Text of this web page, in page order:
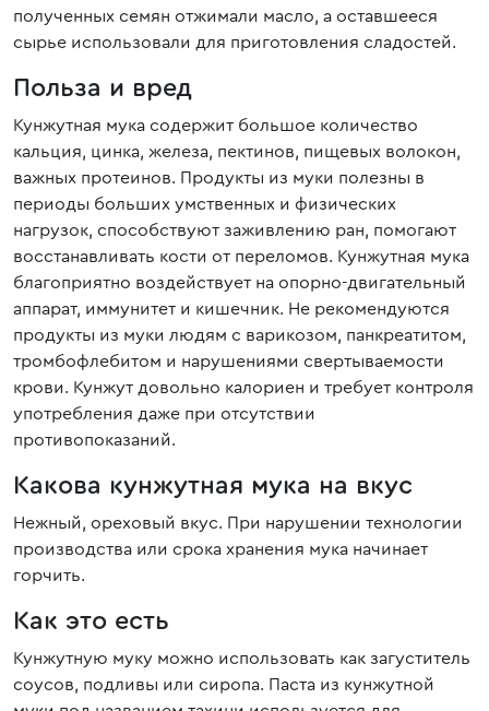
полученных семян отжимали масло, а оставшееся
сырье использовали для приготовления сладостей.
Польза и вред
Кунжутная мука содержит большое количество
кальция, цинка, железа, пектинов, пищевых волокон,
важных протеинов. Продукты из муки полезны в
периоды больших умственных и физических
нагрузок, способствуют заживлению ран, помогают
восстанавливать кости от переломов. Кунжутная мука
благоприятно воздействует на опорно-двигательный
аппарат, иммунитет и кишечник. Не рекомендуются
продукты из муки людям с варикозом, панкреатитом,
тромбофлебитом и нарушениями свертываемости
крови. Кунжут довольно калориен и требует контроля
употребления даже при отсутствии
противопоказаний.
Какова кунжутная мука на вкус
Нежный, ореховый вкус. При нарушении технологии
производства или срока хранения мука начинает
горчить.
Как это есть
Кунжутную муку можно использовать как загуститель
соусов, подливы или сиропа. Паста из кунжутной